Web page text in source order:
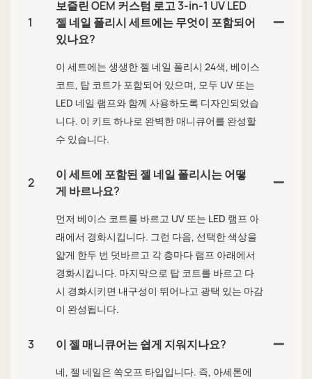
1
보즐린 OEM 커스텀 로고 3-in-1 UV LED
젤 네일 폴리시 세트에는 무엇이 포함되어
있나요?
이 세트에는 생생한 젤 네일 폴리시 24색, 베이스
코트, 탑 코트가 포함되어 있으며, 모두 UV 또는
LED 네일 램프와 함께 사용하도록 디자인되었습
니다. 이 키트 하나로 완벽한 매니큐어를 완성할
수 있습니다.
2
이 세트에 포함된 젤 네일 폴리시는 어떻
게 바르나요?
먼저 베이스 코트를 바르고 UV 또는 LED 램프 아
래에서 경화시킵니다. 그런 다음, 선택한 색상을
얇게 한두 번 덧바르고 각 층마다 램프 아래에서
경화시킵니다. 마지막으로 탑 코트를 바르고 다
시 경화시키면 내구성이 뛰어나고 광택 있는 마감
이 완성됩니다.
3 이 젤 매니큐어는 쉽게 지워지나요?
네, 젤 네일은 쏙오프 타입입니다. 즉, 아세톤에